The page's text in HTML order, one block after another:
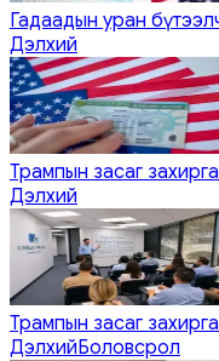
Гадаадын уран
Дэлхий
Трампын засаг
Дэлхий
Трампын засаг
ДэлхийБоловсрол